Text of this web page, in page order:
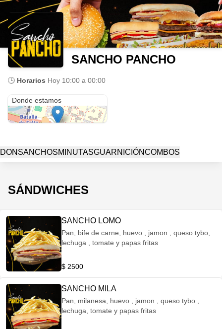
SANCHO PANCHO
🕒 Horarios Hoy 10:00 a 00:00
Donde estamos
DON SANCHOSMINUTASGUARNICIÓNCOMBOS
SÁNDWICHES
SANCHO LOMO
Pan, bife de carne, huevo , jamon , queso tybo,
lechuga , tomate y papas fritas
$ 2500
SANCHO MILA
Pan, milanesa, huevo , jamon , queso tybo ,
lechuga, tomate y papas fritas